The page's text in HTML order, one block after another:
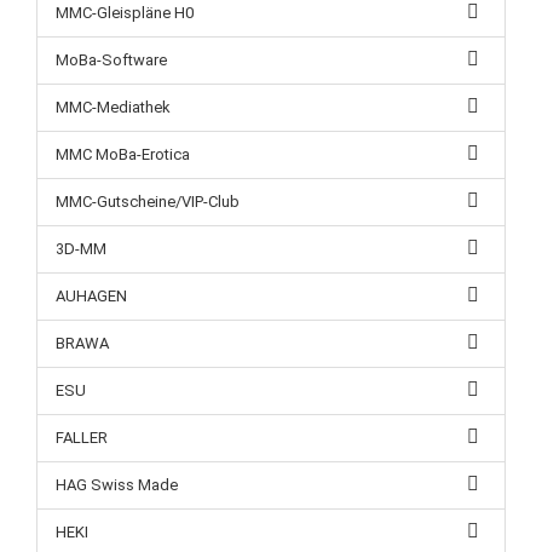
MMC-Gleispläne H0
MoBa-Software
MMC-Mediathek
MMC MoBa-Erotica
MMC-Gutscheine/VIP-Club
3D-MM
AUHAGEN
BRAWA
ESU
FALLER
HAG Swiss Made
HEKI